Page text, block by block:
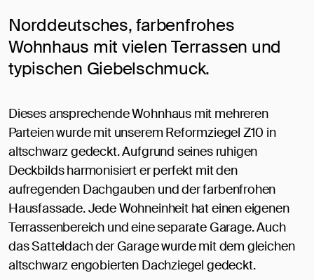
Norddeutsches, farbenfrohes
Wohnhaus mit vielen Terrassen und
typischen Giebelschmuck.
Dieses ansprechende Wohnhaus mit mehreren
Parteien wurde mit unserem Reformziegel Z10 in
altschwarz gedeckt. Aufgrund seines ruhigen
Deckbilds harmonisiert er perfekt mit den
aufregenden Dachgauben und der farbenfrohen
Hausfassade. Jede Wohneinheit hat einen eigenen
Terrassenbereich und eine separate Garage. Auch
das Satteldach der Garage wurde mit dem gleichen
altschwarz engobierten Dachziegel gedeckt.